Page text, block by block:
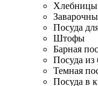
Хлебницы
Посуда
Штофы
Барная
Посуда из
Темная
Посуда в